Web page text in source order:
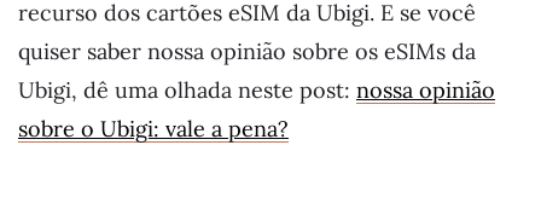
recurso dos cartões eSIM da Ubigi. E se você
quiser saber nossa opinião sobre os eSIMs da
Ubigi, dê uma olhada neste post: nossa opinião
sobre o Ubigi: vale a pena?